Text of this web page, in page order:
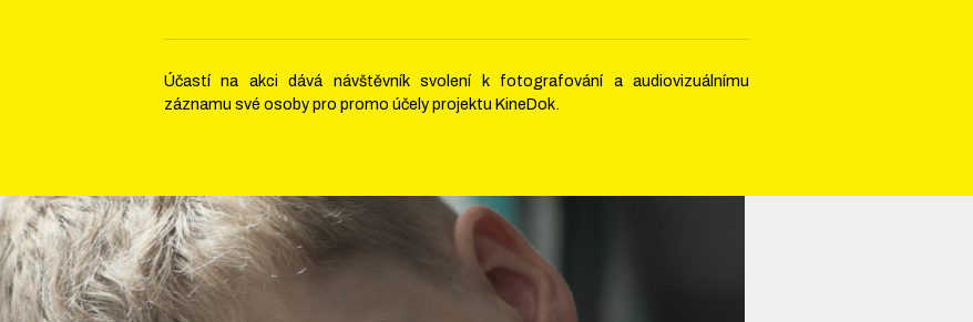
Účastí na akci dává návštěvník svolení k fotografování a audiovizuálnímu
záznamu své osoby pro promo účely projektu KineDok.